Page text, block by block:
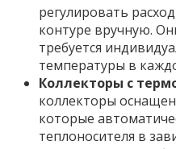
регулировать
контуре вручную.
требуется
температуры в
Коллекторы с
коллекторы
которые
теплоносителя в